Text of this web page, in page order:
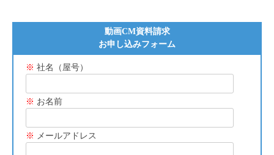
動画CM資料請求
お申し込みフォーム
※ 社名（屋号）
※ お名前
※ メールアドレス